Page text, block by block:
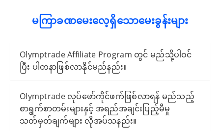
မကြာခဏမေးလေ့ရှိသောမေးခွန်းများ
Olymptrade Affiliate Program တွင် မည်သို့ပါဝင်
ပြီး ပါတနာဖြစ်လာနိုင်မည်နည်း။
Olymptrade လုပ်ဖော်ကိုင်ဖက်ဖြစ်လာရန် မည်သည့်
စာရွက်စာတမ်းများနှင့် အရည်အချင်းပြည့်မီမှု
သတ်မှတ်ချက်များ လိုအပ်သနည်း။